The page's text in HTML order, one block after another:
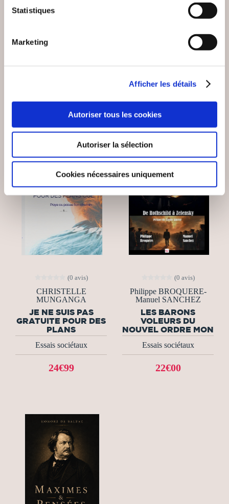
Statistiques
Marketing
Afficher les détails
Autoriser tous les cookies
Autoriser la sélection
Cookies nécessaires uniquement
POURQUOI SUIS-JE
DEVENU UN
(0 avis)
LE NOUVEL ORDRE
(0 avis)
CHRISTELLE
MUNGANGA
JE NE SUIS PAS
GRATUITE POUR DES
PLANS
Essais sociétaux
24€99
(0 avis)
Philippe BROQUERE-
Manuel SANCHEZ
LES BARONS
VOLEURS DU
NOUVEL ORDRE MON
Essais sociétaux
22€00